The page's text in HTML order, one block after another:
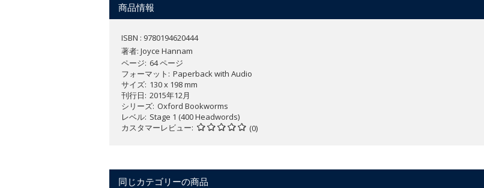
商品情報
ISBN : 9780194620444
著者: Joyce Hannam
ページ 64 ページ
フォーマット
Paperback with Audio
サイズ 130 x 198 mm
刊行日 2015年12月
シリーズ Oxford Bookworms
レベル Stage 1 (400 Headwords)
カスタマーレビュー
(0)
同じカテゴリーの商品